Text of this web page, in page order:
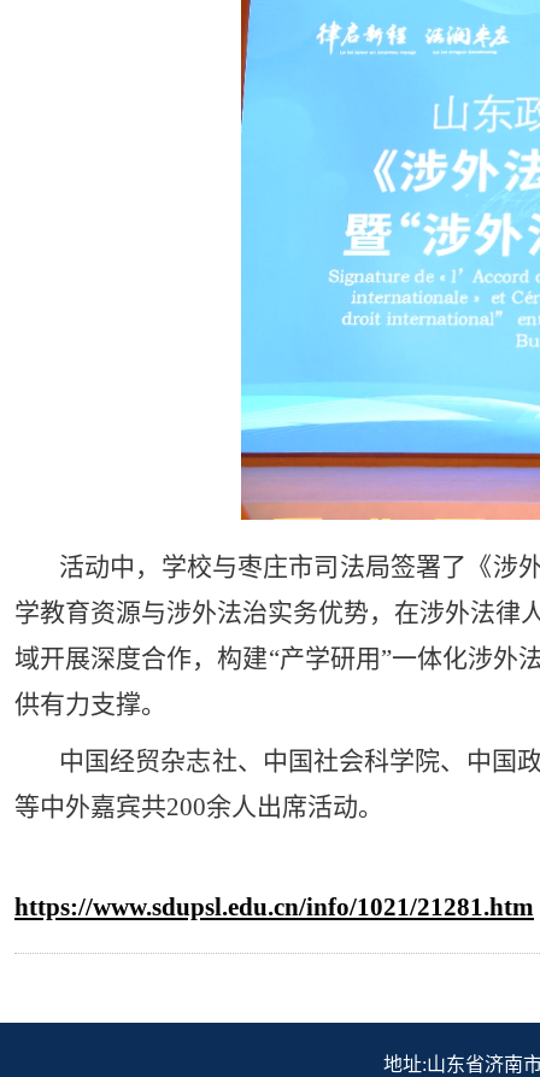
活动中，学校与枣庄市司法局签署了《涉
学教育资源与涉外法治实务优势，在涉外法律
域开展深度合作，构建“产学研用”一体化涉
供有力支撑。
中国经贸杂志社、中国社会科学院、中国
等中外嘉宾共200余人出席活动。
https://www.sdupsl.edu.cn/info/1021/21281.htm
地址:山东省济南